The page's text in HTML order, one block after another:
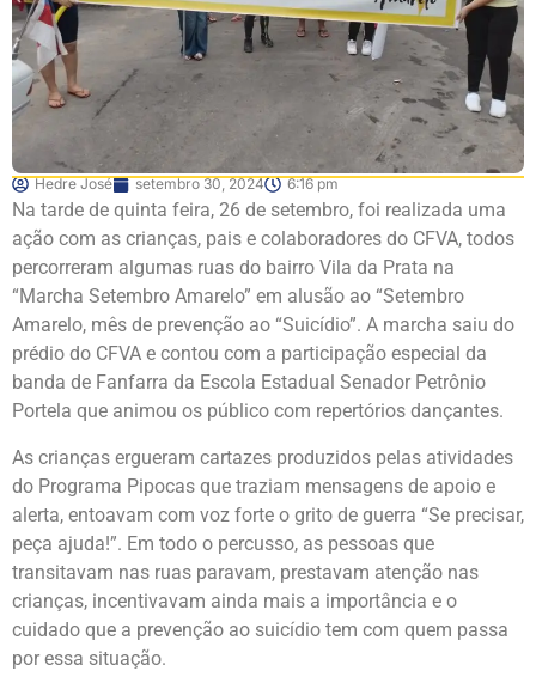
Hedre José setembro 30, 2024 6:16 pm
Na tarde de quinta feira, 26 de setembro, foi realizada uma
ação com as crianças, pais e colaboradores do CFVA, todos
percorreram algumas ruas do bairro Vila da Prata na
“Marcha Setembro Amarelo” em alusão ao “Setembro
Amarelo, mês de prevenção ao “Suicídio”. A marcha saiu do
prédio do CFVA e contou com a participação especial da
banda de Fanfarra da Escola Estadual Senador Petrônio
Portela que animou os público com repertórios dançantes.
As crianças ergueram cartazes produzidos pelas atividades
do Programa Pipocas que traziam mensagens de apoio e
alerta, entoavam com voz forte o grito de guerra “Se precisar,
peça ajuda!”. Em todo o percusso, as pessoas que
transitavam nas ruas paravam, prestavam atenção nas
crianças, incentivavam ainda mais a importância e o
cuidado que a prevenção ao suicídio tem com quem passa
por essa situação.